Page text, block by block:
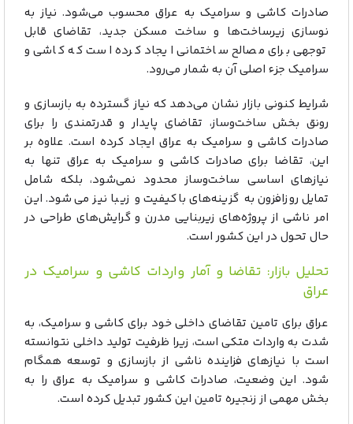
صادرات کاشی و سرامیک به عراق محسوب می‌شود. نیاز به
نوسازی زیرساخت‌ها و ساخت مسکن جدید، تقاضای قابل
توجهی برای مصالح ساختمانی ایجاد کرده است که کاشی و
سرامیک جزء اصلی آن به شمار می‌رود.
شرایط کنونی بازار نشان می‌دهد که نیاز گسترده به بازسازی و
رونق بخش ساخت‌وساز، تقاضای پایدار و قدرتمندی را برای
صادرات کاشی و سرامیک به عراق ایجاد کرده است. علاوه بر
این، تقاضا برای صادرات کاشی و سرامیک به عراق تنها به
نیازهای اساسی ساخت‌وساز محدود نمی‌شود، بلکه شامل
تمایل روزافزون به گزینه‌های باکیفیت و زیبا نیز می‌شود. این
امر ناشی از پروژه‌های زیربنایی مدرن و گرایش‌های طراحی در
حال تحول در این کشور است.
تحلیل بازار: تقاضا و آمار واردات کاشی و سرامیک در
عراق
عراق برای تامین تقاضای داخلی خود برای کاشی و سرامیک، به
شدت به واردات متکی است، زیرا ظرفیت تولید داخلی نتوانسته
است با نیازهای فزاینده ناشی از بازسازی و توسعه همگام
شود. این وضعیت، صادرات کاشی و سرامیک به عراق را به
بخش مهمی از زنجیره تامین این کشور تبدیل کرده است.